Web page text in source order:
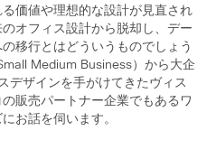
価値や理想的な設計が見直され
オフィス設計から脱却し、デー
移行とはどういうものでしょう
Medium Business）から大企
デザインを手がけてきたヴィス
販売パートナー企業でもあるワ
お話を伺います。